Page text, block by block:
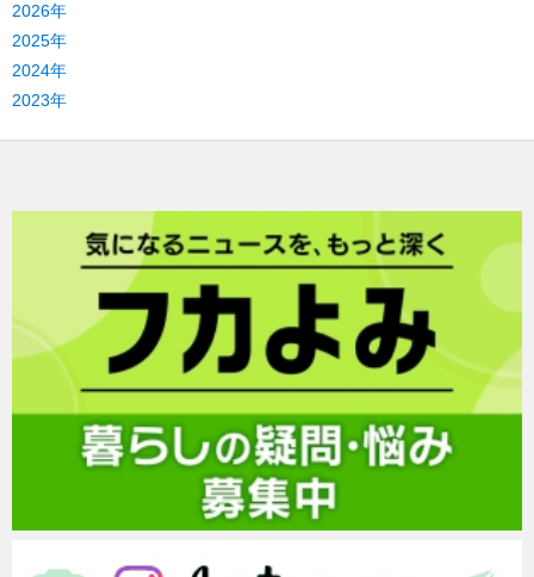
2026年
2025年
2024年
2023年